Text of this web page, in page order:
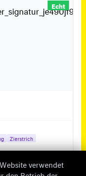
Echt
Zierstrich
verwendet